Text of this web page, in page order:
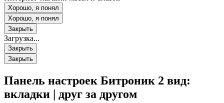
Хорошо, я понял
Хорошо, я понял
Закрыть
Загрузка...
Закрыть
Закрыть
Панель настроек Битроник 2 вид:
вкладки | друг за другом